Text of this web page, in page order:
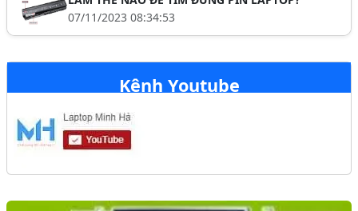
07/11/2023 08:34:53
Kênh Youtube